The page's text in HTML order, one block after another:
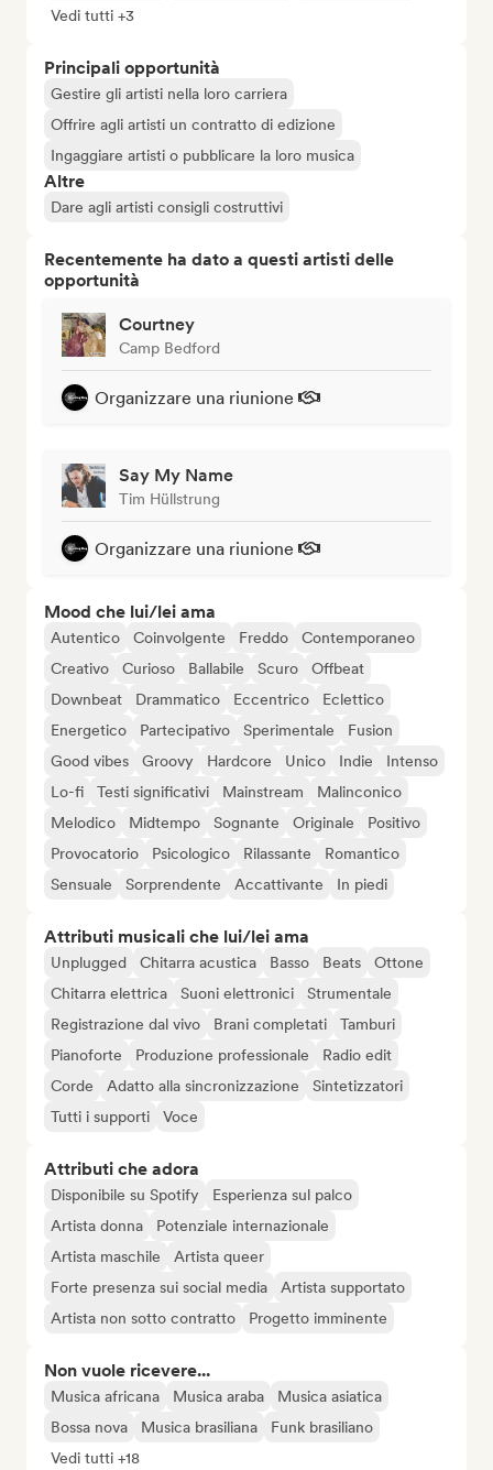
Vedi tutti +3
Principali opportunità
Gestire gli artisti nella loro carriera
Offrire agli artisti un contratto di edizione
Ingaggiare artisti o pubblicare la loro musica
Altre
Dare agli artisti consigli costruttivi
Recentemente ha dato a questi artisti delle
opportunità
Courtney
Camp Bedford
Organizzare una riunione
Say My Name
Tim Hüllstrung
Organizzare una riunione
Mood che lui/lei ama
Autentico Coinvolgente Freddo
Contemporaneo
Creativo
Curioso Ballabile Scuro
Offbeat
Downbeat
Drammatico Eccentrico
Eclettico
Energetico
Partecipativo Sperimentale
Fusion
Good vibes
Groovy Hardcore Unico Indie
Intenso
Lo-fi
Testi significativi Mainstream
Malinconico
Melodico
Midtempo Sognante Originale
Positivo
Provocatorio
Psicologico Rilassante
Romantico
Sensuale
Sorprendente Accattivante In piedi
Attributi musicali che lui/lei ama
Unplugged Chitarra acustica Basso Beats
Ottone
Chitarra elettrica
Suoni elettronici
Strumentale
Registrazione dal vivo
Brani completati
Tamburi
Pianoforte
Produzione professionale
Radio edit
Corde
Adatto alla sincronizzazione
Sintetizzatori
Tutti i supporti
Voce
Attributi che adora
Disponibile su Spotify
Esperienza sul palco
Artista donna
Potenziale internazionale
Artista maschile
Artista queer
Forte presenza sui social media
Artista supportato
Artista non sotto contratto
Progetto imminente
Non vuole ricevere...
Musica africana Musica araba
Musica asiatica
Bossa nova
Musica brasiliana
Funk brasiliano
Vedi tutti +18